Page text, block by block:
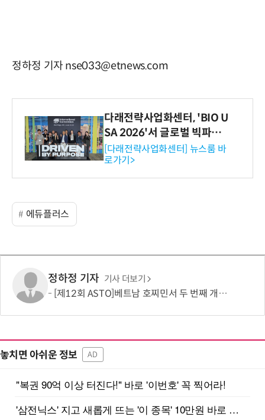
정하정 기자 nse033@etnews.com
다래전략사업화센터, 'BIO U
SA 2026'서 글로벌 빅파마
와의 비즈니스 미팅 지원…K
-바이오 해외 진출 교두보 확
보
[다래전략사업화센터] 뉴스룸 바
로가기>
에듀플러스
정하정 기자 기사 더보기
[제12회 ASTO]베트남 호찌민서 두 번째 개최…1635㎞ 떨어진 하노이서도 참가
놓치면 아쉬운 정보 AD